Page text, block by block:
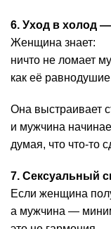
6. Уход в холод —
Женщина знает:
ничто не ломает
как её
Она выстраивает
и мужчина
думая, что что-то
7. Сексуальный
Если женщина
а мужчина —